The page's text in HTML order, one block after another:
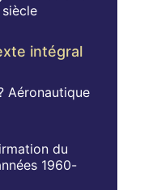
siècle
intégral
Aéronautique
du
1960-